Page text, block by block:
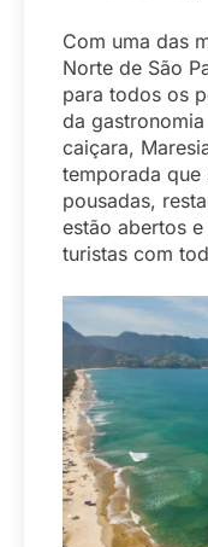
Com uma das
Norte de São
para todos os
da
caiçara,
temporada que
pousadas,
estão abertos
turistas com